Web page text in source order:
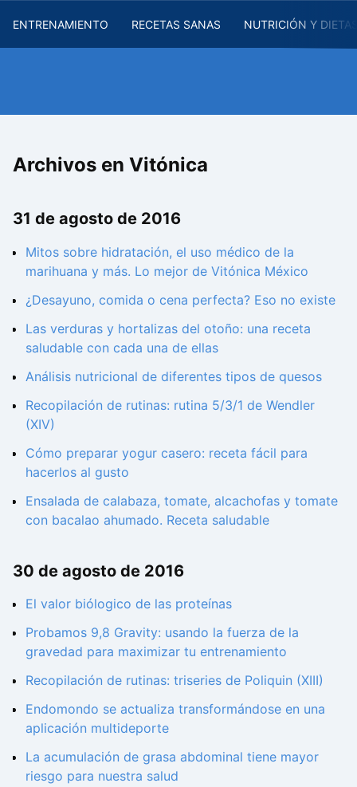
ENTRENAMIENTO RECETAS SANAS NUTRICIÓN Y
Archivos en Vitónica
31 de agosto de 2016
Mitos sobre hidratación, el uso médico de la
marihuana y más. Lo mejor de Vitónica México
¿Desayuno, comida o cena perfecta? Eso no existe
Las verduras y hortalizas del otoño: una receta
saludable con cada una de ellas
Análisis nutricional de diferentes tipos de quesos
Recopilación de rutinas: rutina 5/3/1 de Wendler
(XIV)
Cómo preparar yogur casero: receta fácil para
hacerlos al gusto
Ensalada de calabaza, tomate, alcachofas y tomate
con bacalao ahumado. Receta saludable
30 de agosto de 2016
El valor biólogico de las proteínas
Probamos 9,8 Gravity: usando la fuerza de la
gravedad para maximizar tu entrenamiento
Recopilación de rutinas: triseries de Poliquin (XIII)
Endomondo se actualiza transformándose en una
aplicación multideporte
La acumulación de grasa abdominal tiene mayor
riesgo para nuestra salud